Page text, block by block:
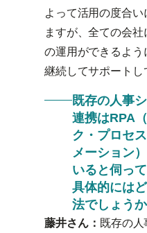
よって活用の度合い
ますが、全ての会
の運用ができるよう
継続してサポートし
既存の人事
連携はRPA
ク・プロセ
メーション
いると伺っ
具体的には
法でしょう
藤井さん： 既存の